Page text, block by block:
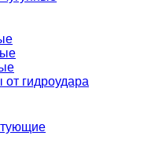
гидроудара